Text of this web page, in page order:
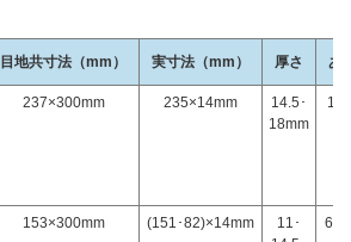
目地共寸法（mm） 実寸法（mm） 厚さ あ
237×300mm 235×14mm
14.5･
18mm
153×300mm (151･82)×14mm
11･
6.7